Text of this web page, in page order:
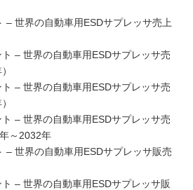
– 世界の自動車用ESDサプレッサ売上
– 世界の自動車用ESDサプレッサ売
– 世界の自動車用ESDサプレッサ売
– 世界の自動車用ESDサプレッサ売
～2032年
– 世界の自動車用ESDサプレッサ販売
– 世界の自動車用ESDサプレッサ販